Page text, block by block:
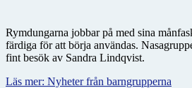
Rymdungarna jobbar på med sina
färdiga för att börja användas.
fint besök av Sandra Lindqvist.
Läs mer: Nyheter från barngrupperna